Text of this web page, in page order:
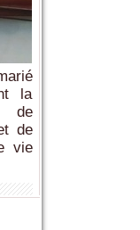
la
de
de
vie